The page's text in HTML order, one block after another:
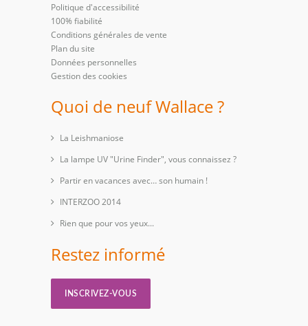
Politique d'accessibilité
100% fiabilité
Conditions générales de vente
Plan du site
Données personnelles
Gestion des cookies
Quoi de neuf Wallace ?
La Leishmaniose
La lampe UV "Urine Finder", vous connaissez ?
Partir en vacances avec… son humain !
INTERZOO 2014
Rien que pour vos yeux...
Restez informé
INSCRIVEZ-VOUS